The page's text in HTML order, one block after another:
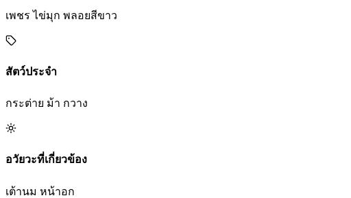
เพชร ไข่มุก พลอยสีขาว
สัตว์ประจำ
กระต่าย ม้า กวาง
อวัยวะที่เกี่ยวข้อง
เต้านม หน้าอก